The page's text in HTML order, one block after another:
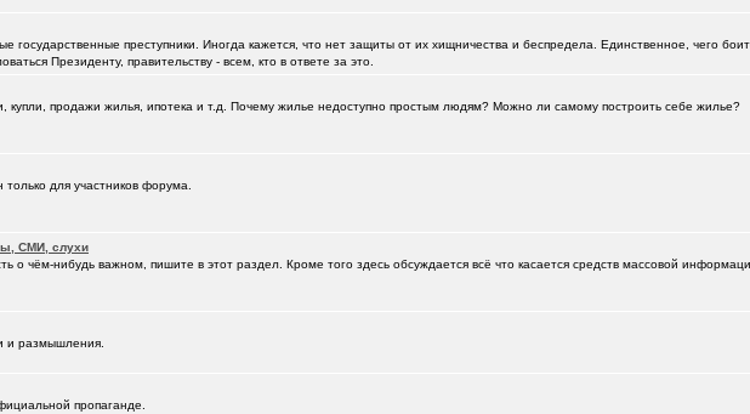
затронет каждог (рeдкий) +125
государственные преступники. Иногда кажется, что нет защиты от их хищничества и беспредела. Единственное, чего
Президенту, правительству - всем, кто в ответе за это.
купли, продажи жилья, ипотека и т.д. Почему жилье недоступно простым людям? Можно ли самому построить себе жилье?
для участников форума.
СМИ, слухи
о чём-нибудь важном, пишите в этот раздел. Кроме того здесь обсуждается всё что касается средств массовой
и размышления.
пропаганде.